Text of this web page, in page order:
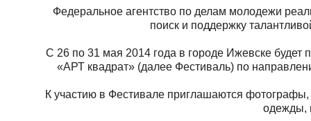
Федеральное агентство по делам молодежи
поиск и поддержку
С 26 по 31 мая 2014 года в городе Ижевске
«АРТ квадрат» (далее Фестиваль) по
К участию в Фестивале приглашаются
одежды,